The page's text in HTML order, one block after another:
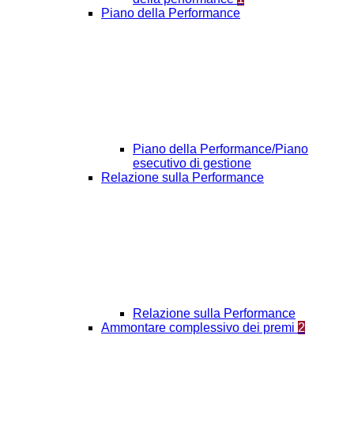
Piano della Performance
Piano della Performance/Piano
esecutivo di gestione
Relazione sulla Performance
Relazione sulla Performance
Ammontare complessivo dei premi 2